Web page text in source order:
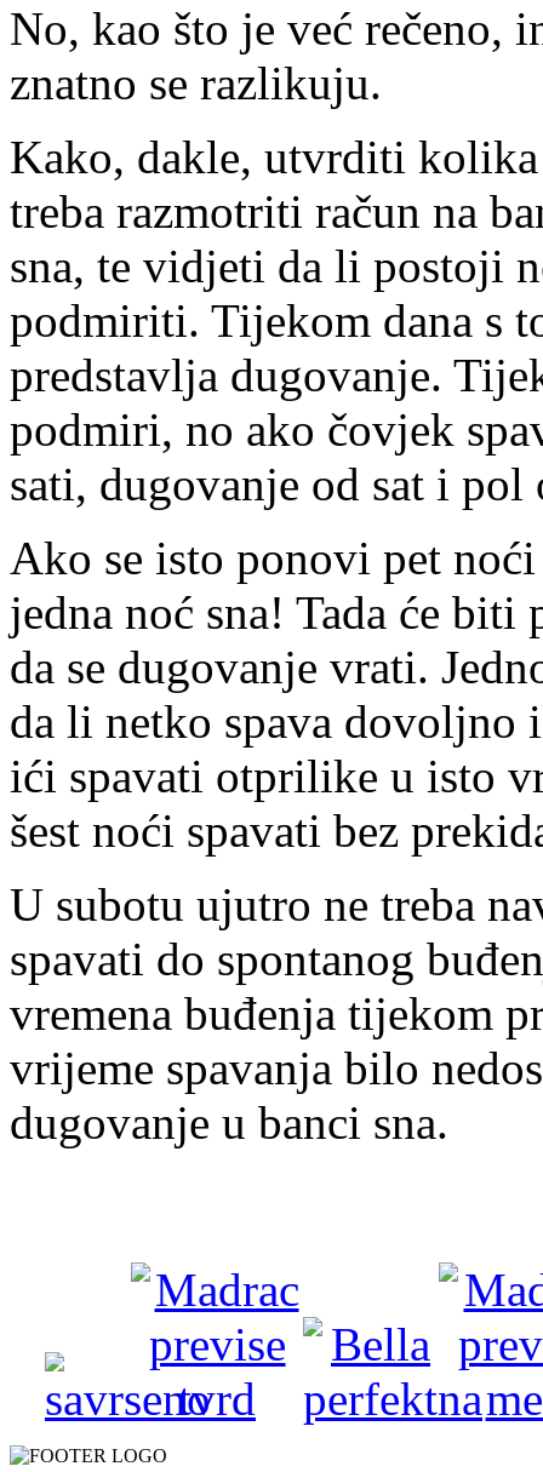
No, kao što je već rečeno,
znatno se razlikuju.
Kako, dakle, utvrditi
treba razmotriti račun na
sna, te vidjeti da li postoji
podmiriti. Tijekom dana s
predstavlja dugovanje.
podmiri, no ako čovjek
sati, dugovanje od sat i pol
Ako se isto ponovi pet
jedna noć sna! Tada će
da se dugovanje vrati.
da li netko spava dovoljno
ići spavati otprilike u isto
šest noći spavati bez
U subotu ujutro ne treba
spavati do spontanog
vremena buđenja tijekom
vrijeme spavanja bilo
dugovanje u banci sna.